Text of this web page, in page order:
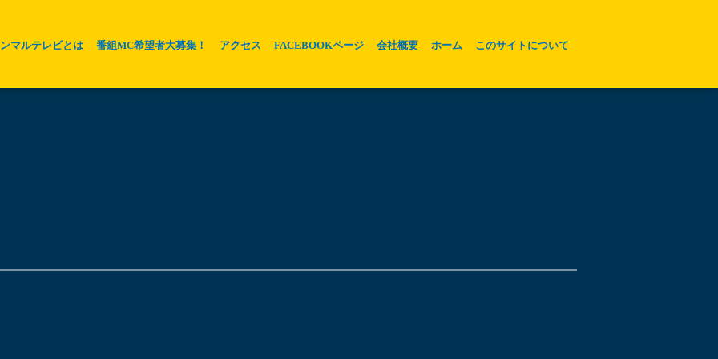
マルテレビとは 番組MC希望者大募集！ アクセス FACEBOOKページ 会社概要 ホーム このサイトについて